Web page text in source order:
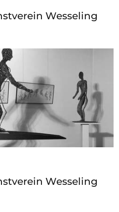
Wesseling
Wesseling